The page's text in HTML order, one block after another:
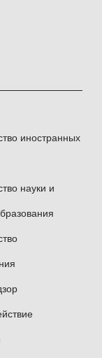
иностранных
науки и